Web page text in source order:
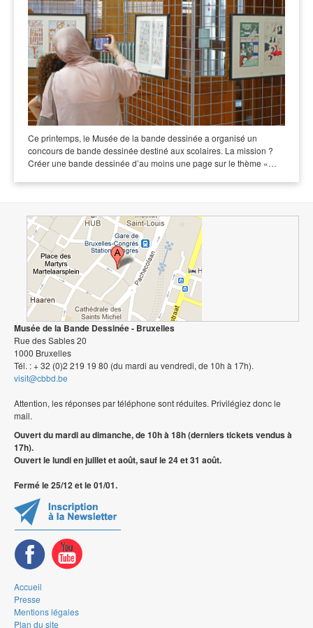
Ce printemps, le Musée de la bande dessinée a organisé un
concours de bande dessinée destiné aux scolaires. La mission ?
Créer une bande dessinée d’au moins une page sur le thème «…
Musée de la Bande Dessinée - Bruxelles
Rue des Sables 20
1000 Bruxelles
Tél. : + 32 (0)2 219 19 80 (du mardi au vendredi, de 10h à 17h).
visit@cbbd.be
Attention, les réponses par téléphone sont réduites. Privilégiez donc le
mail.
Ouvert du mardi au dimanche, de 10h à 18h (derniers tickets vendus à
17h).
Ouvert le lundi en juillet et août, sauf le 24 et 31 août.
Fermé le 25/12 et le 01/01.
Accueil
Presse
Mentions légales
Plan du site